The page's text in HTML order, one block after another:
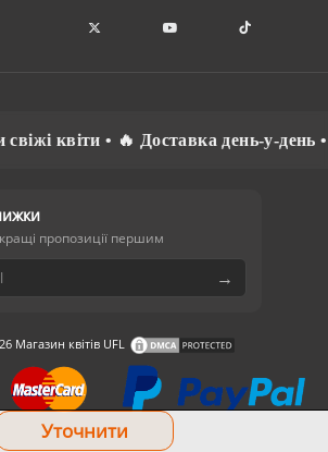
• 🔥 Доставка день-у-день •
пропозиції першим
→
Магазин квітів UFL